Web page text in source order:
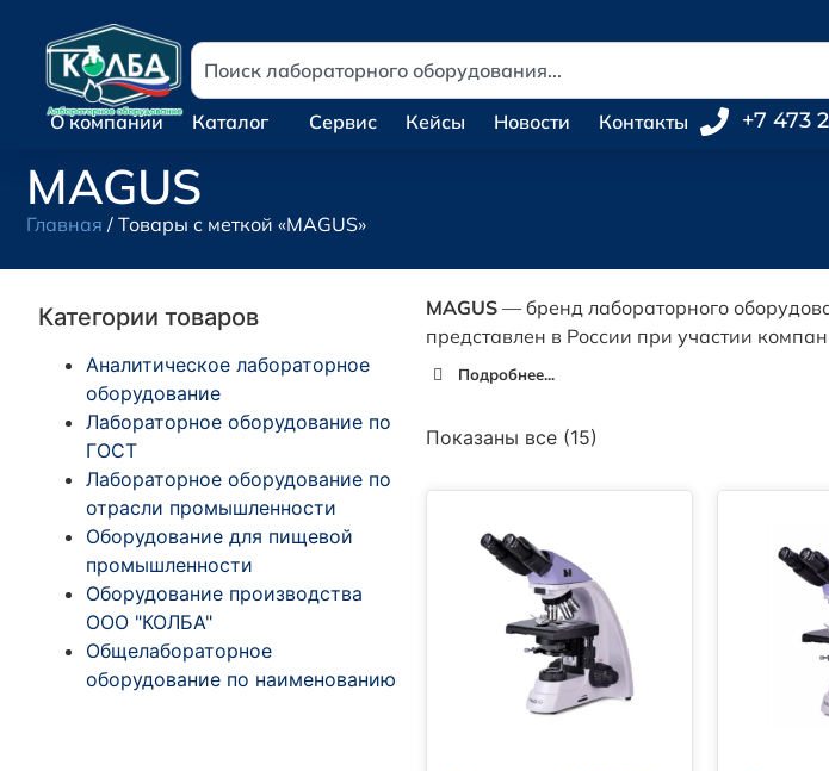
О компании Каталог Сервис Кейсы Новости Контакты +7 473
MAGUS
Главная / Товары с меткой «MAGUS»
Категории товаров
Аналитическое лабораторное
оборудование
Лабораторное оборудование по
ГОСТ
Лабораторное оборудование по
отрасли промышленности
Оборудование для пищевой
промышленности
Оборудование производства
ООО "КОЛБА"
Общелабораторное
оборудование по наименованию
MAGUS — бренд лабораторного
представлен в России при участии
Подробнее...
Биологические микроскопы
Металлографические
Поляризационные микроскопы
Показаны все (15)